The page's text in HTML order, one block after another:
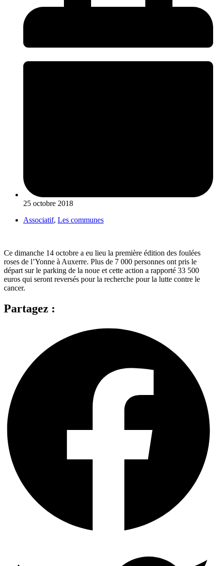
25 octobre 2018
Associatif, Les communes
Ce dimanche 14 octobre a eu lieu la première édition des foulées
roses de l’Yonne à Auxerre. Plus de 7 000 personnes ont pris le
départ sur le parking de la noue et cette action a rapporté 33 500
euros qui seront reversés pour la recherche pour la lutte contre le
cancer.
Partagez :